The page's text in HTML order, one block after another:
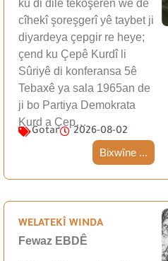
ku di dilê têkoşerên wê de
cîhekî şoreşgerî yê taybet ji
diyardeya çepgir re heye;
çend ku Çepê Kurdî li
Sûriyê di konferansa 5ê
Tebaxê ya sala 1965an de
ji bo Partiya Demokrata
Kurd a Çep…
Gotar 2026-08-02
Bixwîne ...
WELATEKÎ WINDA
Fewaz EBDÊ